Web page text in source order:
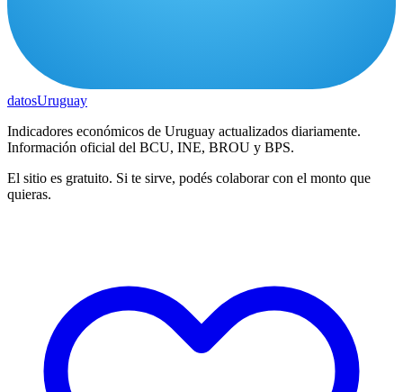
datosUruguay
Indicadores económicos de Uruguay actualizados diariamente.
Información oficial del BCU, INE, BROU y BPS.
El sitio es gratuito. Si te sirve, podés colaborar con el monto que
quieras.